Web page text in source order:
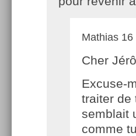
Mathias 16
Cher
Excuse-
traiter de
semblait
comme